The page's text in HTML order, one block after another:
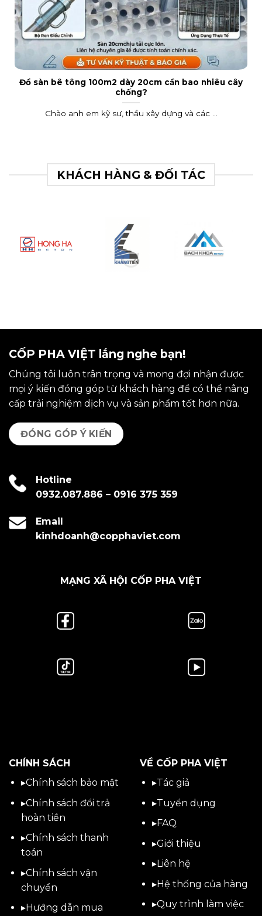
Đổ sàn bê tông 100m2 dày 20cm cần bao nhiêu cây
chống?
Chào anh em kỹ sư, thầu xây dựng và các ...
KHÁCH HÀNG & ĐỐI TÁC
CỐP PHA VIỆT lắng nghe bạn!
Chúng tôi luôn trân trọng và mong đợi nhận được
mọi ý kiến đóng góp từ khách hàng để có thể nâng
cấp trải nghiệm dịch vụ và sản phẩm tốt hơn nữa.
ĐÓNG GÓP Ý KIẾN
Hotline
0932.087.886 – 0916 375 359
Email
kinhdoanh@copphaviet.com
MẠNG XÃ HỘI CỐP PHA VIỆT
CHÍNH SÁCH
▸Chính sách bảo mật
▸Chính sách đổi trả
hoàn tiền
▸Chính sách thanh
toán
▸Chính sách vận
chuyển
▸Hướng dẫn mua
VỀ CỐP PHA VIỆT
▸Tác giả
▸Tuyển dụng
▸FAQ
▸Giới thiệu
▸Liên hệ
▸Hệ thống của hàng
▸Quy trình làm việc